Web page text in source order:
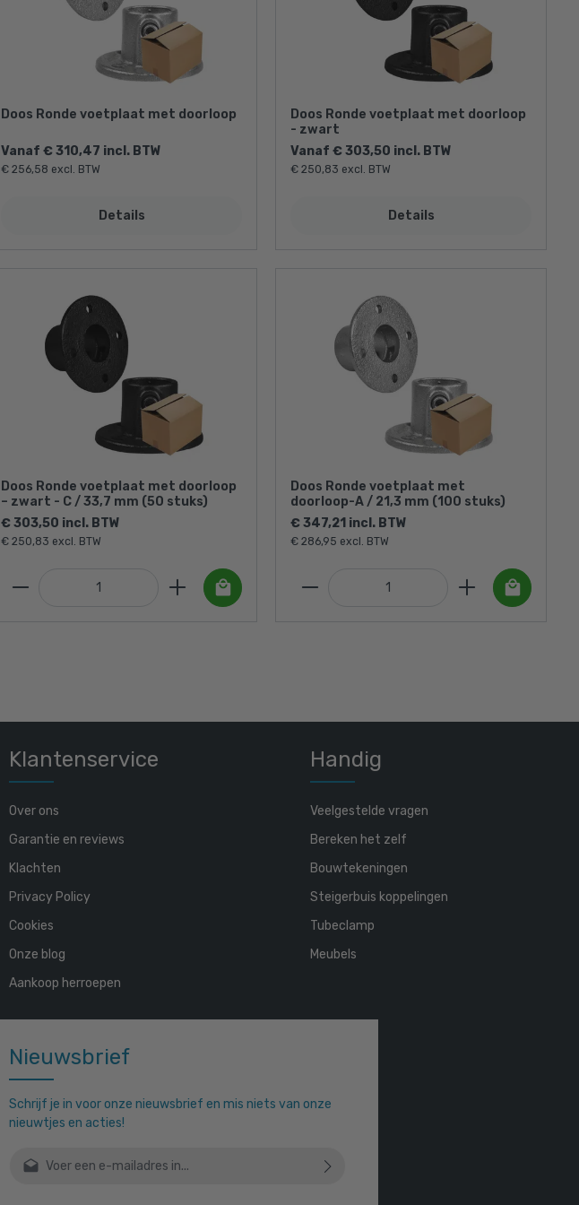
Doos Ronde voetplaat met doorloop
Vanaf € 310,47 incl. BTW
€ 256,58 excl. BTW
Details
Doos Ronde voetplaat met doorloop
- zwart
Vanaf € 303,50 incl. BTW
€ 250,83 excl. BTW
Details
Doos Ronde voetplaat met doorloop
– zwart - C / 33,7 mm (50 stuks)
€ 303,50 incl. BTW
€ 250,83 excl. BTW
Doos Ronde voetplaat met
doorloop-A / 21,3 mm (100 stuks)
€ 347,21 incl. BTW
€ 286,95 excl. BTW
Nieuwsbrief
Schrijf je in voor onze nieuwsbrief en mis niets van onze
nieuwtjes en acties!
E-mailadres*
Klantenservice
Over ons
Garantie en reviews
Klachten
Privacy Policy
Cookies
Onze blog
Aankoop herroepen
Handig
Veelgestelde vragen
Bereken het zelf
Bouwtekeningen
Steigerbuis koppelingen
Tubeclamp
Meubels